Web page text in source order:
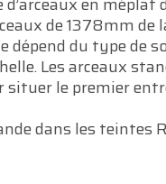
de 1378mm de
dépend du type de
Les arceaux
le premier
dans les teintes